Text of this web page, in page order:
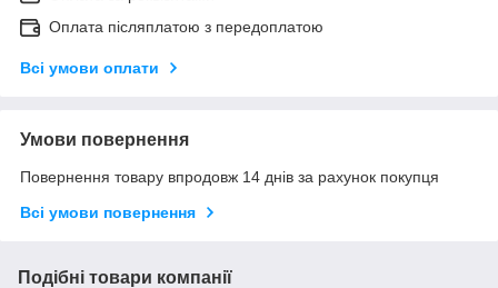
Оплата післяплатою з передоплатою
Всі умови оплати
Умови повернення
Повернення товару впродовж 14 днів за рахунок покупця
Всі умови повернення
Подібні товари компанії